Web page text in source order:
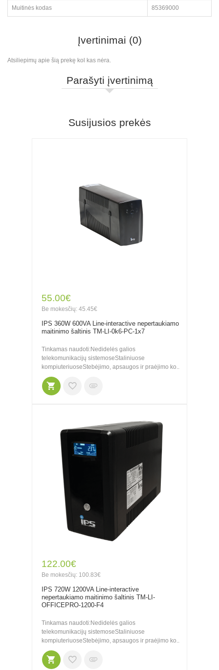
Muitinės kodas 85369000
Įvertinimai (0)
Atsiliepimų apie šią prekę kol kas nėra.
Parašyti įvertinimą
Susijusios prekės
55.00€
Be mokesčių: 45.45€
IPS 360W 600VA Line-interactive nepertaukiamo
maitinimo šaltinis TM-LI-0k6-PC-1x7
Tinkamas naudoti:Nedidelės galios
telekomunikacijų sistemoseStaliniuose
kompiuteriuoseStebėjimo, apsaugos ir praėjimo ko..
122.00€
Be mokesčių: 100.83€
IPS 720W 1200VA Line-interactive
nepertaukiamo maitinimo šaltinis TM-LI-
OFFICEPRO-1200-F4
Tinkamas naudoti:Nedidelės galios
telekomunikacijų sistemoseStaliniuose
kompiuteriuoseStebėjimo, apsaugos ir praėjimo ko..